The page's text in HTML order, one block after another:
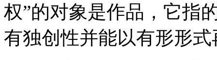
权”的对象是作品，它指
有独创性并能以有形形